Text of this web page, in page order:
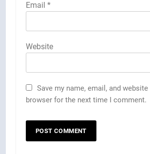
Email *
Website
Save my name, email, and
browser for the next time I comment.